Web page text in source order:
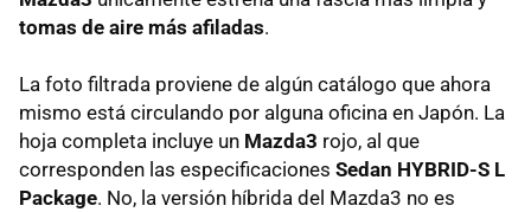
tomas de aire más afiladas.
La foto filtrada proviene de algún catálogo que ahora
mismo está circulando por alguna oficina en Japón. La
hoja completa incluye un Mazda3 rojo, al que
corresponden las especificaciones Sedan HYBRID-S L
Package. No, la versión híbrida del Mazda3 no es